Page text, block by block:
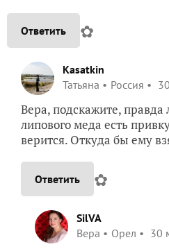
Ответить ✿
Kasatkin
Татьяна
Россия
Вера, подскажите, правда
липового меда есть
верится. Откуда бы ему
Ответить ✿
SilVA
Вера
Орел 30